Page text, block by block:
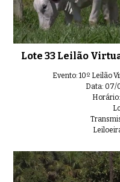
Lote 33 Leilão
Evento: 10º Leilão
Data: 07/
Horário: